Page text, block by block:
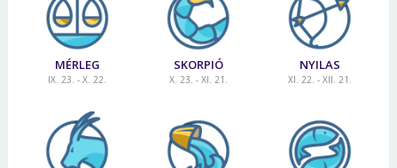
MÉRLEG
IX. 23. - X. 22.
SKORPIÓ
X. 23. - XI. 21.
NYILAS
XI. 22. - XII. 21.